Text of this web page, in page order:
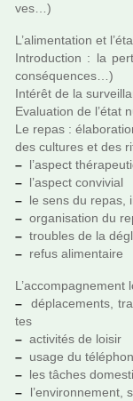
ves…)
L’ali­men­ta­tion et
Introduction : la
consé­quen­ces…)
Intérêt de la
Evaluation de l’état
Le repas :
des cultu­res et des
– l’aspect
– l’aspect convi­vial
– le sens du repas,
– orga­ni­sa­tion du
– trou­bles de la
– refus ali­men­taire
L’accom­pa­gne­ment
– dépla­ce­ments,
tes
– acti­vi­tés de loisir
– usage du
– les tâches
– l’envi­ron­ne­ment,